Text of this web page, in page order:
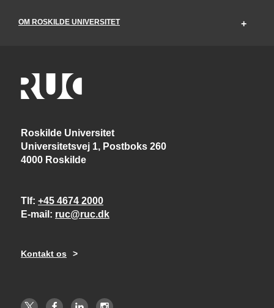
OM ROSKILDE UNIVERSITET
Roskilde Universitet
Universitetsvej 1, Postboks 260
4000 Roskilde
Tlf +45 4674 2000
E-mail
ruc@ruc.dk
Kontakt os